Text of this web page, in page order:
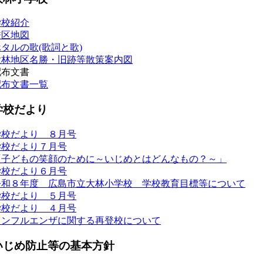
紹介
地図
ルの歌(歌詞と歌)
地区名勝・旧跡等散策案内図
文書
文書一覧
校だより
校だより ８月号
だより７月号
どもの笑顔のために～いじめとはどんなもの？～」
だより６月号
和８年度 広島市立大林小学校 学校教育目標等について
校だより ５月号
校だより ４月号
フルエンザに関する再登校について
じめ防止等の基本方針